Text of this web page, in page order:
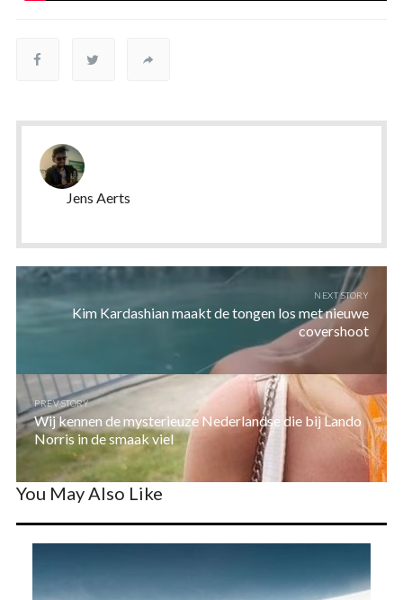
Jens Aerts
NEXT STORY
Kim Kardashian maakt de tongen los met nieuwe
covershoot
PREV STORY
Wij kennen de mysterieuze Nederlandse die bij Lando
Norris in de smaak viel
You May Also Like